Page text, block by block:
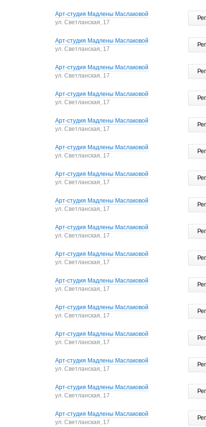
Арт-студия Мадлены Маслаковой
ул. Светланская, 17
Арт-студия Мадлены Маслаковой
ул. Светланская, 17
Арт-студия Мадлены Маслаковой
ул. Светланская, 17
Арт-студия Мадлены Маслаковой
ул. Светланская, 17
Арт-студия Мадлены Маслаковой
ул. Светланская, 17
Арт-студия Мадлены Маслаковой
ул. Светланская, 17
Арт-студия Мадлены Маслаковой
ул. Светланская, 17
Арт-студия Мадлены Маслаковой
ул. Светланская, 17
Арт-студия Мадлены Маслаковой
ул. Светланская, 17
Арт-студия Мадлены Маслаковой
ул. Светланская, 17
Арт-студия Мадлены Маслаковой
ул. Светланская, 17
Арт-студия Мадлены Маслаковой
ул. Светланская, 17
Арт-студия Мадлены Маслаковой
ул. Светланская, 17
Арт-студия Мадлены Маслаковой
ул. Светланская, 17
Арт-студия Мадлены Маслаковой
ул. Светланская, 17
Арт-студия Мадлены Маслаковой
ул. Светланская, 17